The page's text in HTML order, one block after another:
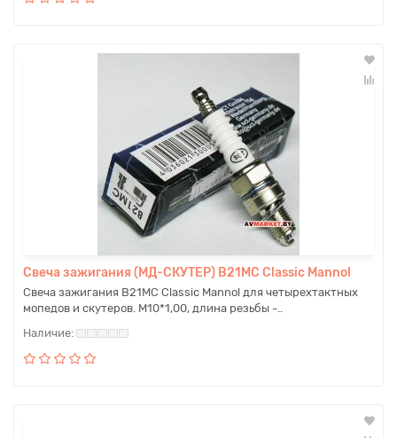
Свеча зажигания (МД-СКУТЕР) B21MC Classic Mannol
Свеча зажигания B21MC Classic Mannol для четырехтактных
мопедов и скутеров. M10*1,00, длина резьбы -..